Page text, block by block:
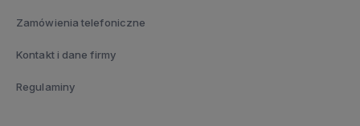
Zamówienia telefoniczne
Kontakt i dane firmy
Regulaminy